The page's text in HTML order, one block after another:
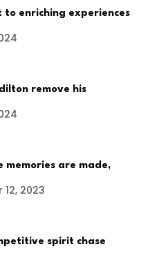
to enriching experiences
remove his
memories are made,
2023
spirit chase